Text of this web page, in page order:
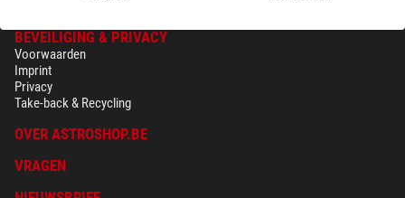
BEVEILIGING & PRIVACY
Voorwaarden
Imprint
Privacy
Take-back & Recycling
OVER ASTROSHOP.BE
VRAGEN